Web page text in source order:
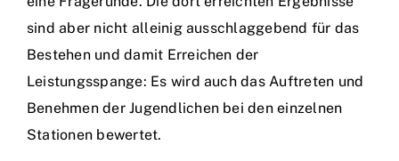
sind aber nicht alleinig ausschlaggebend für das
Bestehen und damit Erreichen der
Leistungsspange: Es wird auch das Auftreten und
Benehmen der Jugendlichen bei den einzelnen
Stationen bewertet.